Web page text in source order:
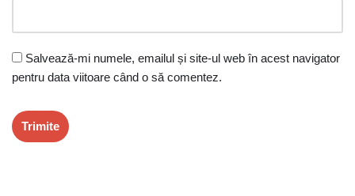
Salvează-mi numele, emailul și site-ul web în acest navigator
pentru data viitoare când o să comentez.